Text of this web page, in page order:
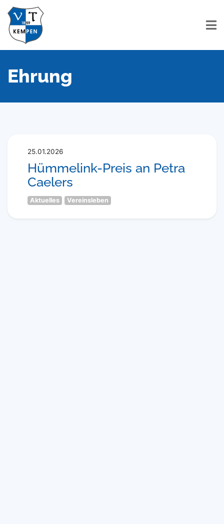
Ehrung
25.01.2026
Hümmelink-Preis an Petra
Caelers
Aktuelles Vereinsleben